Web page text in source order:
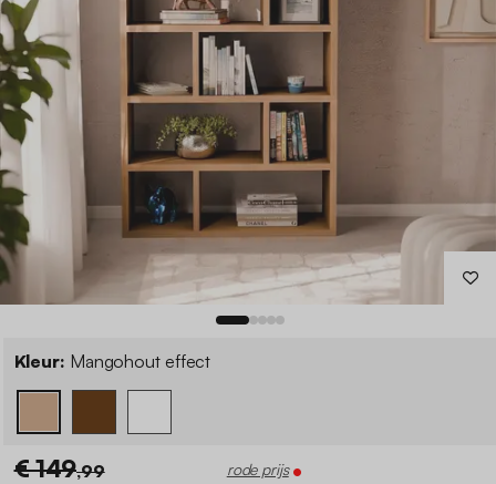
Kleur: Mangohout effect
€ 149,99 rode prijs